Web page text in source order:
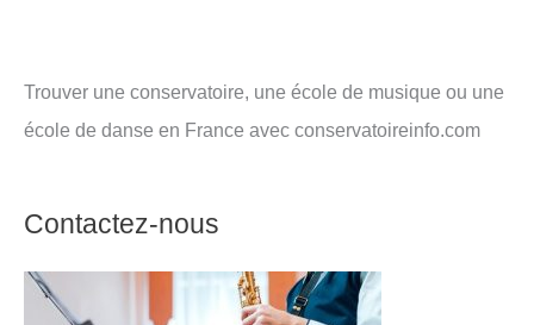
Trouver une conservatoire, une école de musique ou une
école de danse en France avec conservatoireinfo.com
Contactez-nous